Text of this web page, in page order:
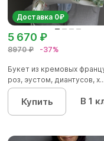
Доставка 0₽
8970 ₽ -37%
5 670 ₽
Букет из кремовых
роз, эустом, диантусов, х...
Купить В 1